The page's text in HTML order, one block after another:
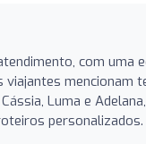
com uma
mencionam
Luma e
personalizados.